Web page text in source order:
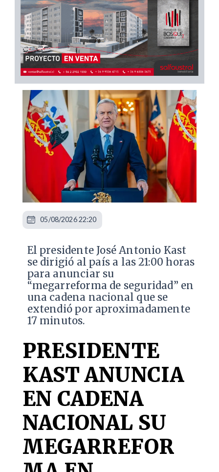
El presidente José Antonio Kast
se dirigió al país a las 21:00 horas
para anunciar su
“megarreforma de seguridad” en
una cadena nacional que se
extendió por aproximadamente
17 minutos.
PRESIDENTE
KAST ANUNCIA
EN CADENA
NACIONAL SU
MEGARREFOR
05/08/2026 22:20